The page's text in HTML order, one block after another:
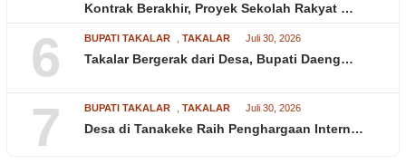
Kontrak Berakhir, Proyek Sekolah Rakyat …
6 BUPATI TAKALAR TAKALAR Juli 30, 2026
Takalar Bergerak dari Desa, Bupati Daeng…
7 BUPATI TAKALAR TAKALAR Juli 30, 2026
Desa di Tanakeke Raih Penghargaan Intern…